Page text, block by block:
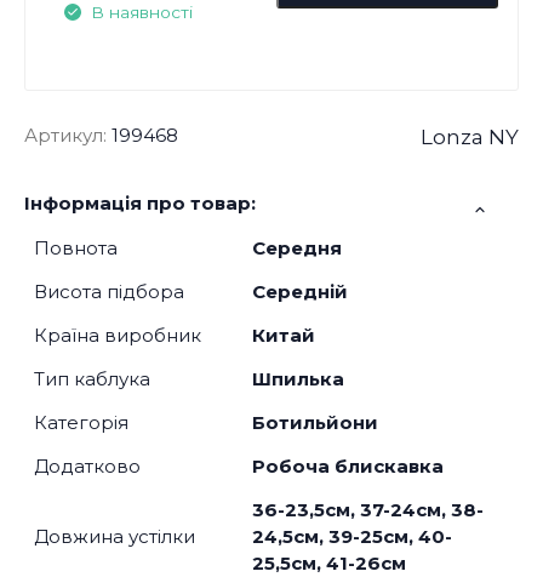
В наявності
Артикул: 199468 Lonza NY
Інформація про товар:
Повнота
Середня
Висота підбора
Середній
Країна виробник
Китай
Тип каблука
Шпилька
Категорія
Ботильйони
Додатково
Робоча блискавка
Довжина устілки
36-23,5см, 37-24см, 38-
24,5см, 39-25см, 40-
25,5см, 41-26см